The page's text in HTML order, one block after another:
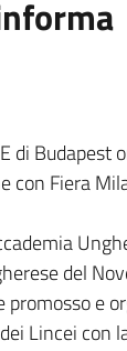
di
con Fiera
del
e
Lincei con